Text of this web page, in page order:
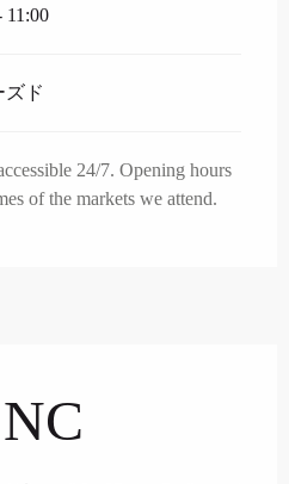
11:00
ズド
24/7. Opening hours
of the markets we attend.